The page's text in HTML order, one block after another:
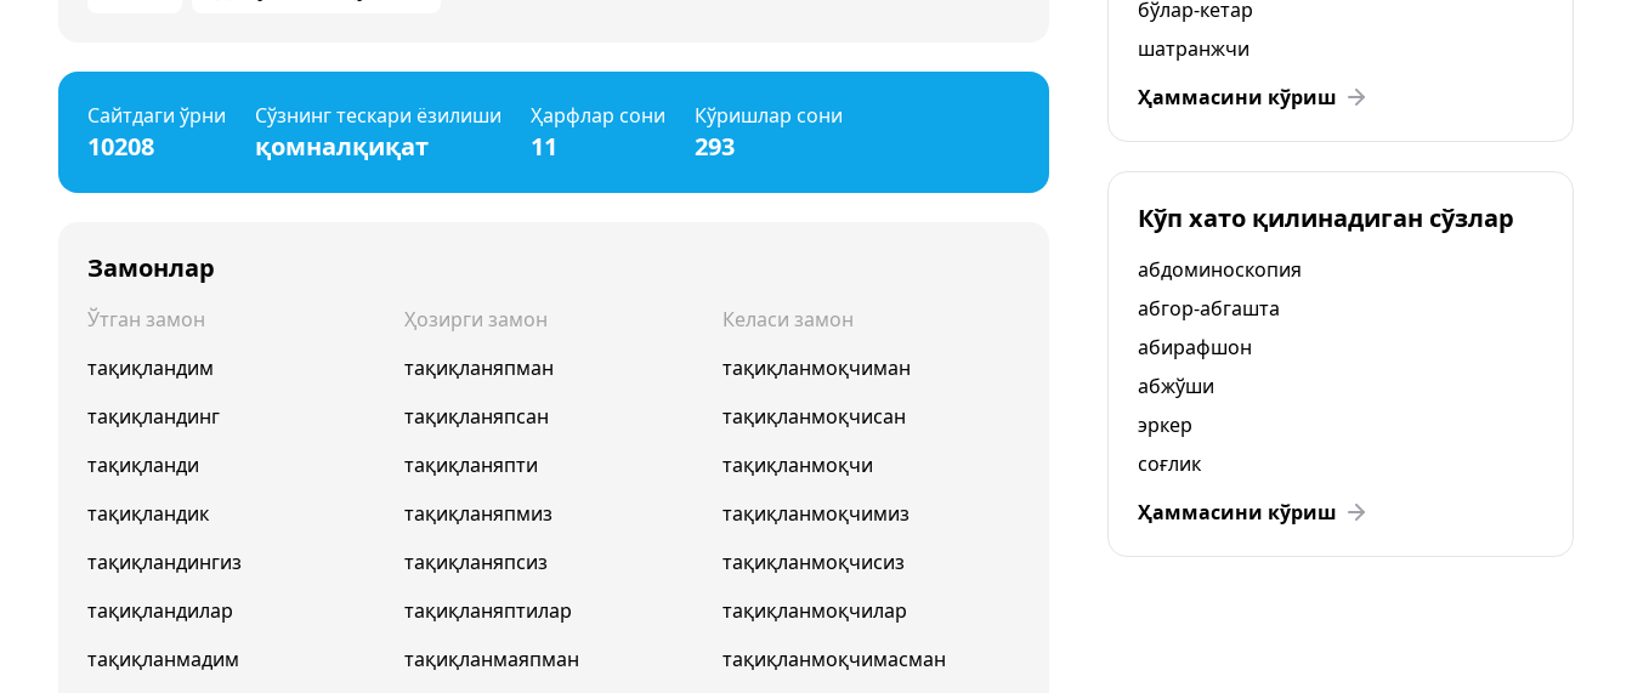
Сайтдаги ўрни
10208
Сўзнинг тескари ёзилиши
қомналқиқат
Ҳарфлар сони
11
Кўришлар сони
293
Замонлар
Ўтган замон
тақиқландим
тақиқландинг
тақиқланди
тақиқландик
тақиқландингиз
тақиқландилар
тақиқланмадим
Ҳозирги замон
тақиқланяпман
тақиқланяпсан
тақиқланяпти
тақиқланяпмиз
тақиқланяпсиз
тақиқланяптилар
тақиқланмаяпман
Келаси замон
тақиқланмоқчиман
тақиқланмоқчисан
тақиқланмоқчи
тақиқланмоқчимиз
тақиқланмоқчисиз
тақиқланмоқчилар
тақиқланмоқчимасман
бўлар-кетар
шатранжчи
Ҳаммасини кўриш
Кўп хато қилинадиган сўзлар
абдоминоскопия
абгор-абгашта
абирафшон
абжўши
эркер
соғлик
Ҳаммасини кўриш